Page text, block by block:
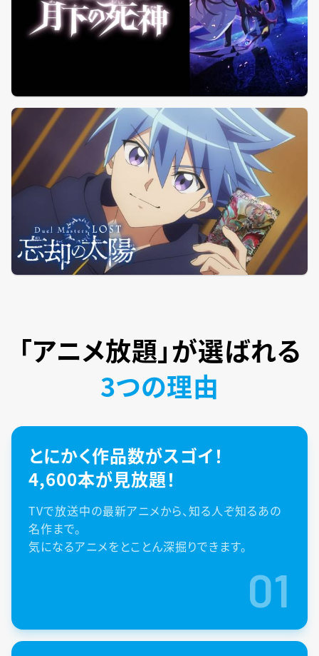
「アニメ放題」が選ばれる
3つの理由
とにかく作品数がスゴイ！
4,600本が見放題！
TVで放送中の最新アニメから、知る人ぞ知るあの
名作まで。
気になるアニメをとことん深掘りできます。
01